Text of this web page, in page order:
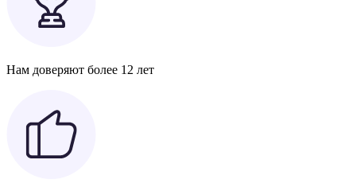
Нам доверяют более 12 лет